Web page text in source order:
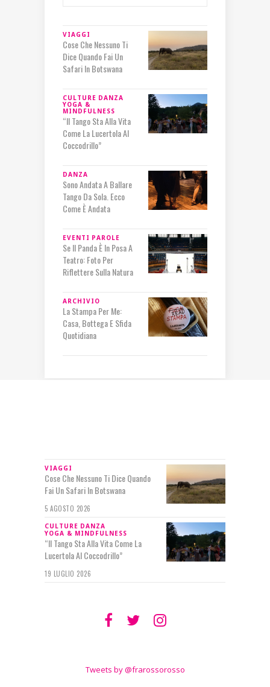
VIAGGI
Cose Che Nessuno Ti
Dice Quando Fai Un
Safari In Botswana
CULTURE DANZA
YOGA &
MINDFULNESS
“Il Tango Sta Alla Vita
Come La Lucertola Al
Coccodrillo”
DANZA
Sono Andata A Ballare
Tango Da Sola. Ecco
Come È Andata
EVENTI PAROLE
Se Il Panda È In Posa A
Teatro: Foto Per
Riflettere Sulla Natura
ARCHIVIO
La Stampa Per Me:
Casa, Bottega E Sfida
Quotidiana
VIAGGI
Cose Che Nessuno Ti Dice Quando
Fai Un Safari In Botswana
5 AGOSTO 2026
CULTURE DANZA
YOGA & MINDFULNESS
“Il Tango Sta Alla Vita Come La
Lucertola Al Coccodrillo”
19 LUGLIO 2026
Tweets by @frarossorosso